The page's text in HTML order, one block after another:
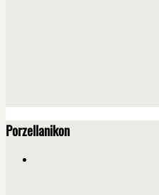
Porzellanikon